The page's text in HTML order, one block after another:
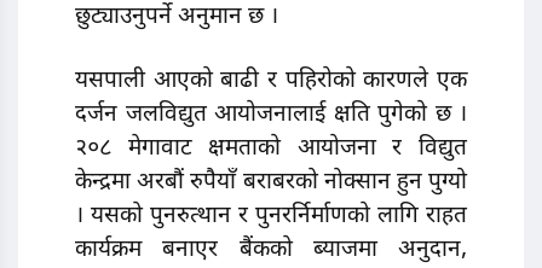
छुट्याउनुपर्ने अनुमान छ ।
यसपाली आएको बाढी र पहिरोको कारणले एक
दर्जन जलविद्युत आयोजनालाई क्षति पुगेको छ ।
२०८ मेगावाट क्षमताको आयोजना र विद्युत
केन्द्रमा अरबौं रुपैयाँ बराबरको नोक्सान हुन पुग्यो
। यसको पुनरुत्थान र पुनरर्निर्माणको लागि राहत
कार्यक्रम बनाएर बैंकको ब्याजमा अनुदान,